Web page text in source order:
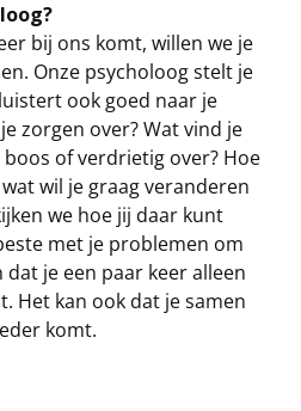
bij ons komt, willen we je
Onze psycholoog stelt je
ook goed naar je
zorgen over? Wat vind je
of verdrietig over? Hoe
wil je graag veranderen
we hoe jij daar kunt
met je problemen om
je een paar keer alleen
Het kan ook dat je samen
komt.